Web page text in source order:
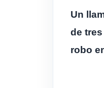
Un
de
robo